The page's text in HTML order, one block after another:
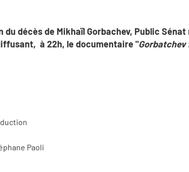
du décès de Mikhaïl Gorbachev, Public
à 22h, le documentaire "Gorbatchev
Paoli